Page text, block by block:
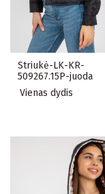
Striukė-LK-KR-
509267.15P-juoda
Vienas dydis